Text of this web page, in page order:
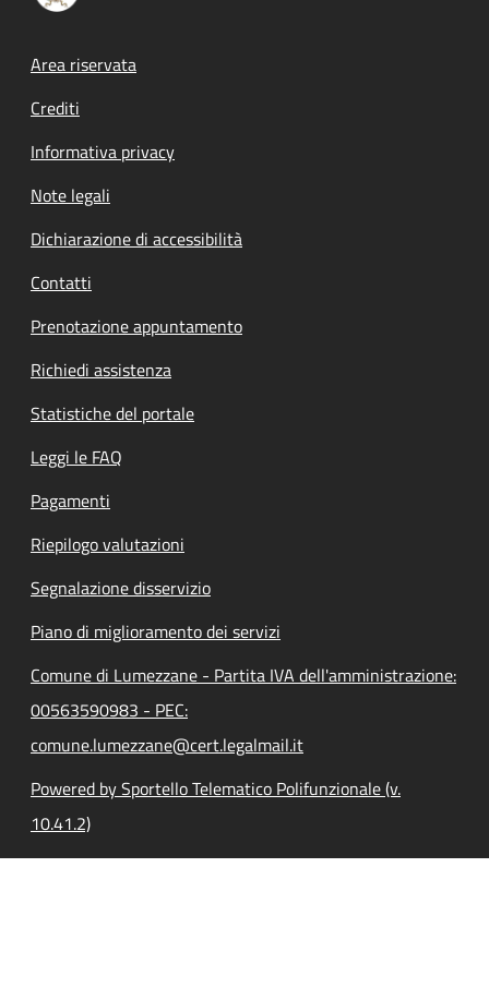
Footer menu
Area riservata
Crediti
Informativa privacy
Note legali
Dichiarazione di accessibilità
Contatti
Prenotazione appuntamento
Richiedi assistenza
Statistiche del portale
Leggi le FAQ
Pagamenti
Riepilogo valutazioni
Segnalazione disservizio
Piano di miglioramento dei servizi
Comune di Lumezzane - Partita IVA dell'amministrazione:
00563590983 - PEC:
comune.lumezzane@cert.legalmail.it
Powered by Sportello Telematico Polifunzionale (v.
10.41.2)